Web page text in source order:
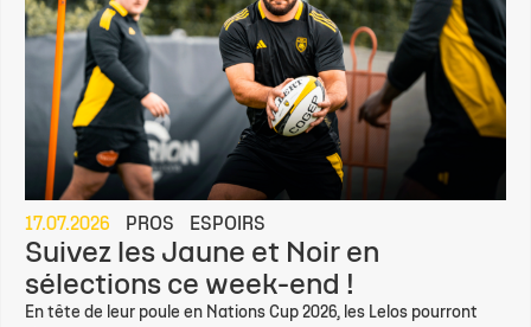
17.07.2026 PROS ESPOIRS
Suivez les Jaune et Noir en
sélections ce week-end !
En tête de leur poule en Nations Cup 2026, les Lelos pourront